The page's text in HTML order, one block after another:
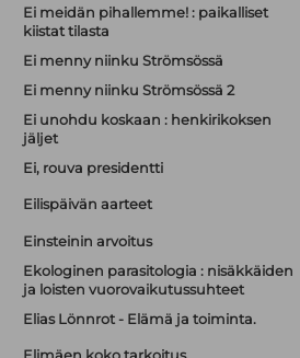
Ei meidän pihallemme! : paikalliset
kiistat tilasta
Ei menny niinku Strömsössä
Ei menny niinku Strömsössä 2
Ei unohdu koskaan : henkirikoksen
jäljet
Ei, rouva presidentti
Eilispäivän aarteet
Einsteinin arvoitus
Ekologinen parasitologia : nisäkkäiden
ja loisten vuorovaikutussuhteet
Elias Lönnrot - Elämä ja toiminta.